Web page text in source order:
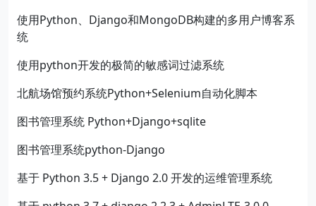
使用Python、Django和MongoDB构建的多用户博客系
统
使用python开发的极简的敏感词过滤系统
北航场馆预约系统Python+Selenium自动化脚本
图书管理系统 Python+Django+sqlite
图书管理系统python-Django
基于 Python 3.5 + Django 2.0 开发的运维管理系统